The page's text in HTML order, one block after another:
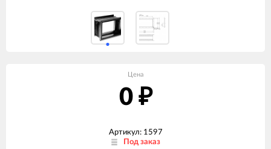
Цена
0 ₽
Артикул: 1597
Под заказ